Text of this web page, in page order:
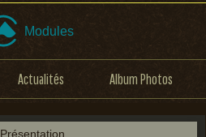
Modules
Actualités Album Photos
Présentation